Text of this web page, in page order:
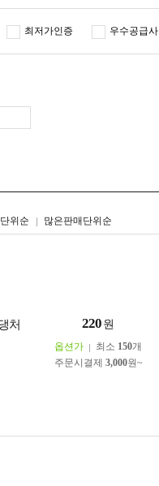
최저가인증 우수공급사
위순 많은판매단위순
처
220 원
옵션가 최소 150개
주문시결제 3,000원~